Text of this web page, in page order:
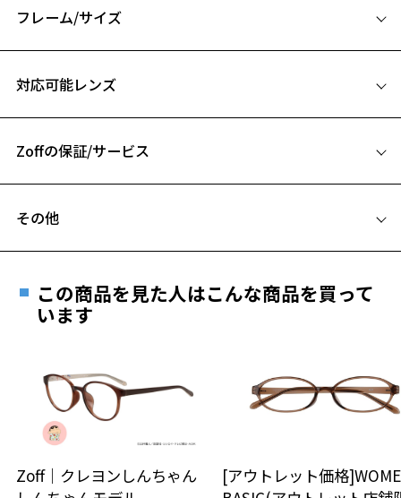
す。
※柄や色味の出方に個体差があり、画像と異なる場合がございます。
フレーム/サイズ
B ブリッジ(鼻部分)の横幅：22mm
対応可能レンズ
フレームとレンズの合計料金を知りたい方へ
Zoffの保証/サービス
安心1 フレーム１年間品質保証
きます。
※保証期間内に交換が行われた場合、保証期間は初期の期間から
延長されません。
安心2 視力測定無料
その他
ご希望のお客さまは、「レンズ交換券」をお選びのうえ、
最寄りのZoff実店舗にてレンズをお買い求めください。
※サングラスやパッケージ品では「レンズ交換券」はお選び
談ください。
＜メガネの度数情報がわからない方へ＞
オンラインストアでフレームのみ購入して、
この商品を見た人はこんな商品を買って
います
Zoff｜クレヨンしんちゃん
[アウトレット価格